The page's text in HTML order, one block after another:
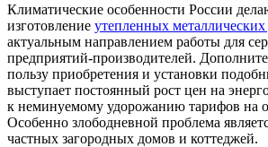
Климатические особенности России
изготовление утепленных металлических
актуальным направлением работы для
предприятий-производителей.
пользу приобретения и установки
выступает постоянный рост цен на
к неминуемому удорожанию тарифов на
Особенно злободневной проблема
частных загородных домов и коттеджей.